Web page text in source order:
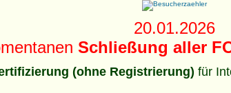
20.01.2026
Schließung aller
(ohne Registrierung) für